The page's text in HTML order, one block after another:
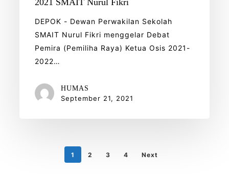
DEPOK - Dewan Perwakilan Sekolah
SMAIT Nurul Fikri menggelar Debat
Pemira (Pemiliha Raya) Ketua Osis 2021-
2022…
HUMAS
September 21, 2021
1 2 3 4 Next